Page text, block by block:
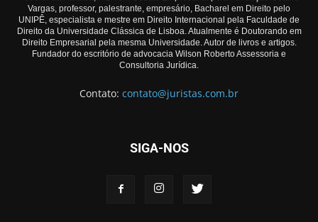
Vargas, professor, palestrante, empresário, Bacharel em Direito pelo
UNIPÊ, especialista e mestre em Direito Internacional pela Faculdade de
Direito da Universidade Clássica de Lisboa. Atualmente é Doutorando em
Direito Empresarial pela mesma Universidade. Autor de livros e artigos.
Fundador do escritório de advocacia Wilson Roberto Assessoria e
Consultoria Jurídica.
Contato: contato@juristas.com.br
SIGA-NOS